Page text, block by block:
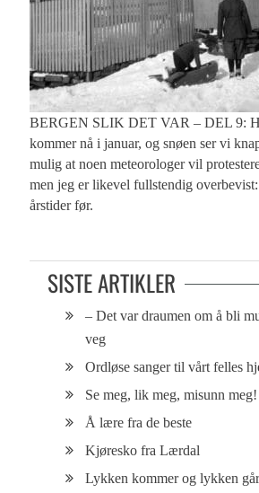
BERGEN SLIK DET VAR – DEL 9:
kommer nå i januar, og snøen ser vi
mulig at noen meteorologer vil
men jeg er likevel fullstendig
årstider før.
SISTE ARTIKLER
– Det var draumen om å bli
veg
Ordløse sanger til vårt felles
Se meg, lik meg, misunn meg!
Å lære fra de beste
Kjøresko fra Lærdal
Lykken kommer og lykken